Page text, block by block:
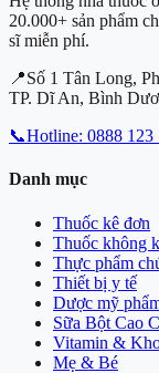
20.000+ sản phẩm
sĩ miễn phí.
📍Số 1 Tân Long,
TP. Dĩ An, Bình
📞Hotline: 0888 123
Danh mục
Thuốc kê đơn
Thuốc không
Thực phẩm
Thiết bị y tế
Dược mỹ
Sữa Bột Cao
Vitamin &
Mẹ & Bé